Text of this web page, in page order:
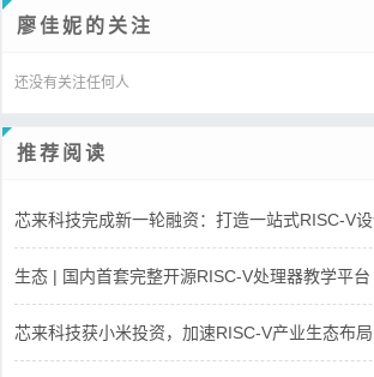
廖佳妮的关注
还没有关注任何人
推荐阅读
芯来科技完成新一轮融资：打造一站式RISC-V
生态 | 国内首套完整开源RISC-V处理器教学平台
芯来科技获小米投资，加速RISC-V产业生态布局